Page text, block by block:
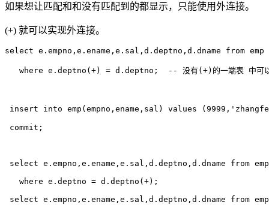
如果想让匹配和和没有匹配到的都显示，只能使用外连接。
(+) 就可以实现外连接。
select e.empno,e.ename,e.sal,d.deptno,d.dname from
where e.deptno(+) = d.deptno;  -- 没有(+)的一端表 中可以
insert into emp(empno,ename,sal) values
commit;
select e.empno,e.ename,e.sal,d.deptno,d.dname from
   where e.deptno = d.deptno(+);
select e.empno,e.ename,e.sal,d.deptno,d.dname from